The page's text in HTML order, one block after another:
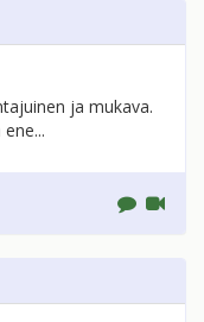
ja mukava.